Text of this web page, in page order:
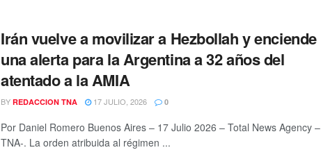
Irán vuelve a movilizar a Hezbollah y enciende
una alerta para la Argentina a 32 años del
atentado a la AMIA
BY REDACCION TNA 17 JULIO, 2026 0
Por Daniel Romero Buenos Aires – 17 Julio 2026 – Total News Agency –
TNA-. La orden atribuida al régimen ...